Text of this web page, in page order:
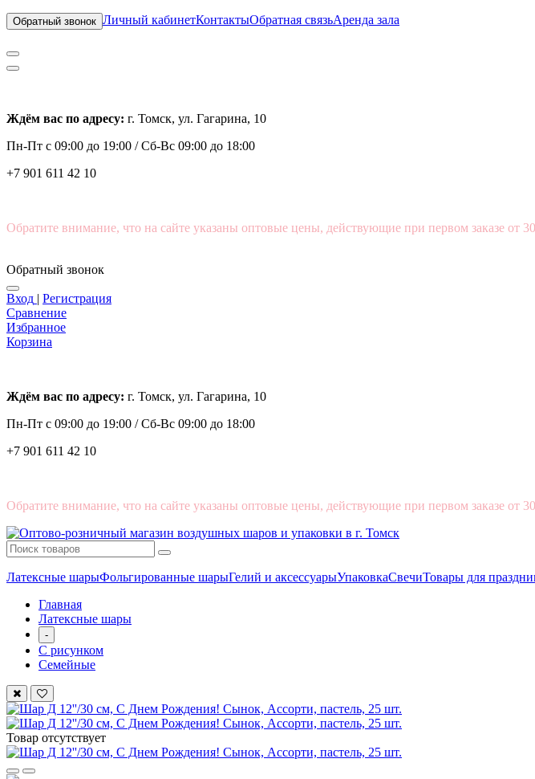
Обратный звонок Личный кабинетКонтактыОбратная связьАренда зала
Ждём вас по адресу: г. Томск, ул. Гагарина, 10
Пн-Пт с 09:00 до 19:00 /Сб-Вс 09:00 до 18:00
+7 901 611 42 10
Обратите внимание, что на сайте указаны оптовые цены, действующие при первом заказе от
Обратный звонок
Вход | Регистрация
Сравнение
Избранное
Корзина
Ждём вас по адресу: г. Томск, ул. Гагарина, 10
Пн-Пт с 09:00 до 19:00 /Сб-Вс 09:00 до 18:00
+7 901 611 42 10
Обратите внимание, что на сайте указаны оптовые цены, действующие при первом заказе от
Латексные шарыФольгированные шарыГелий и аксессуарыУпаковкаСвечиТовары для
Главная
Латексные шары
-
С рисунком
Семейные
Товар отсутствует